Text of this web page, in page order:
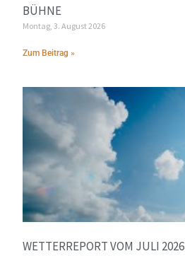
BÜHNE
Montag, 3. August 2026
Zum Beitrag »
WETTERREPORT VOM JULI 2026